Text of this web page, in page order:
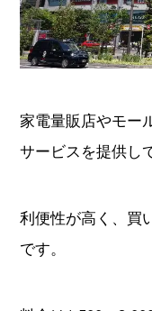
家電量販店やモー
サービスを提供し
利便性が高く、買
です。